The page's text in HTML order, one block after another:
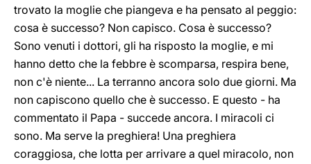
trovato la moglie che piangeva e ha pensato al peggio:
cosa è successo? Non capisco. Cosa è successo?
Sono venuti i dottori, gli ha risposto la moglie, e mi
hanno detto che la febbre è scomparsa, respira bene,
non c'è niente... La terranno ancora solo due giorni. Ma
non capiscono quello che è successo. E questo - ha
commentato il Papa - succede ancora. I miracoli ci
sono. Ma serve la preghiera! Una preghiera
coraggiosa, che lotta per arrivare a quel miracolo, non